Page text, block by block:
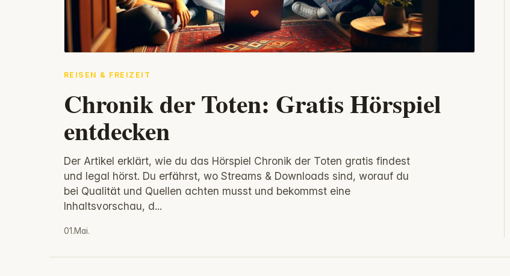
REISEN & FREIZEIT
Chronik der Toten: Gratis Hörspiel
entdecken
Der Artikel erklärt, wie du das Hörspiel Chronik der Toten gratis findest
und legal hörst. Du erfährst, wo Streams & Downloads sind, worauf du
bei Qualität und Quellen achten musst und bekommst eine
Inhaltsvorschau, d...
01.Mai.